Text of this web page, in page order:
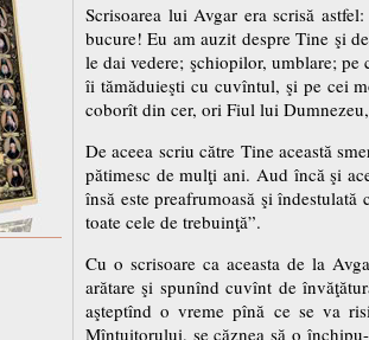
Scrisoarea lui Avgar era scrisă
bucure! Eu am auzit despre Tine şi
le dai vedere; şchiopilor, umblare;
îi tămăduieşti cu cuvîntul, şi pe cei
coborît din cer, ori Fiul lui
De aceea scriu către Tine această
pătimesc de mulţi ani. Aud încă şi
însă este preafrumoasă şi
toate cele de trebuinţă”.
Cu o scrisoare ca aceasta de la
arătare şi spunînd cuvînt de
aşteptînd o vreme pînă ce se va
Mîntuitorului, se căznea să o